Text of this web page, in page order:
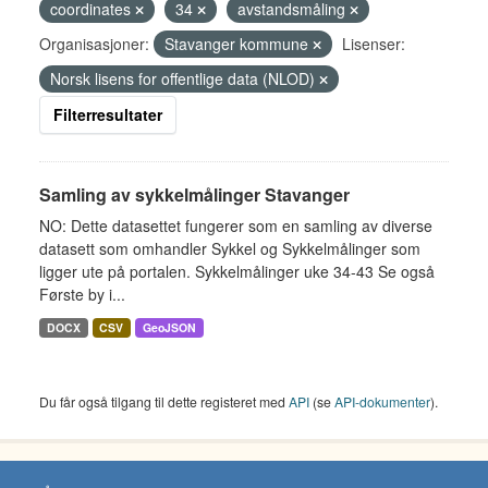
coordinates
34
avstandsmåling
Organisasjoner:
Stavanger kommune
Lisenser:
Norsk lisens for offentlige data (NLOD)
Filterresultater
Samling av sykkelmålinger Stavanger
NO: Dette datasettet fungerer som en samling av diverse
datasett som omhandler Sykkel og Sykkelmålinger som
ligger ute på portalen. Sykkelmålinger uke 34-43 Se også
Første by i...
DOCX CSV GeoJSON
Du får også tilgang til dette registeret med API (seAPI-dokumenter).